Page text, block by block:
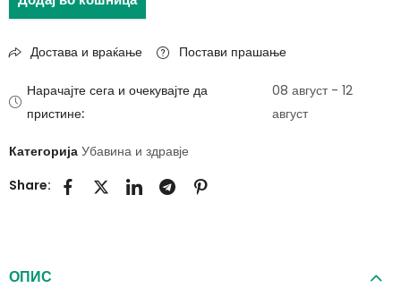
Достава и враќање Постави прашање
Нарачајте сега и очекувајте да
пристине:
08 август - 12
август
Категорија Убавина и здравје
Share:
ОПИС